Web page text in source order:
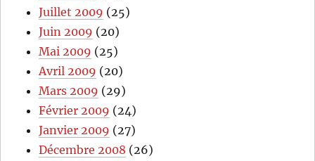
Juillet 2009 (25)
Juin 2009 (20)
Mai 2009 (25)
Avril 2009 (20)
Mars 2009 (29)
Février 2009 (24)
Janvier 2009 (27)
Décembre 2008 (26)